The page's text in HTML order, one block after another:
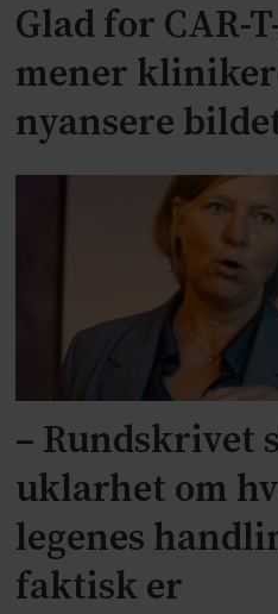
Glad for CAR-
mener
nyansere
– Rundskrivet
uklarhet om
legenes
faktisk er